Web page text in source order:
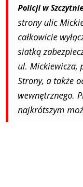
Policji w
strony ulic
całkowicie
siatką
ul. Mickiewicza,
Strony, a także
wewnętrznego.
najkrótszym